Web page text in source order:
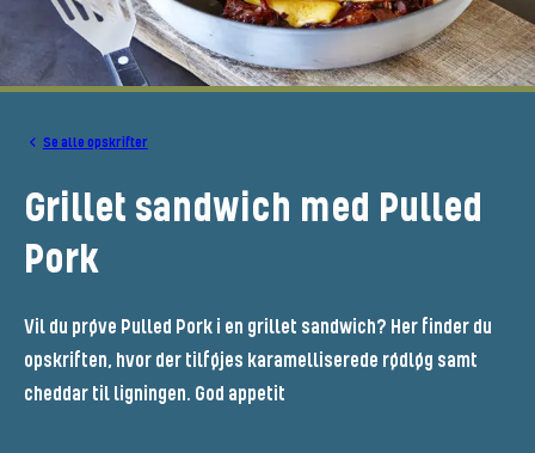
Se alle opskrifter
Grillet sandwich med Pulled
Pork
Vil du prøve Pulled Pork i en grillet sandwich? Her finder du
opskriften, hvor der tilføjes karamelliserede rødløg samt
cheddar til ligningen. God appetit